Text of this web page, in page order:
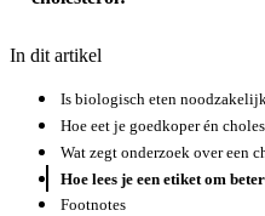
In dit artikel
Is biologisch eten
Hoe eet je goedkoper én
Wat zegt onderzoek over een
Hoe lees je een etiket om
Footnotes